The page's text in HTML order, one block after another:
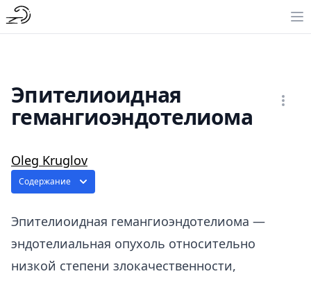
Эпителиоидная
гемангиоэндотелиома
Oleg Kruglov
Содержание
Эпителиоидная гемангиоэндотелиома —
эндотелиальная опухоль относительно
низкой степени злокачественности,